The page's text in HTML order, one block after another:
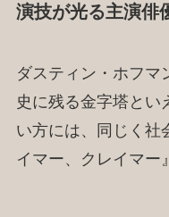
演技が光る主演俳
ダスティン・ホフマ
史に残る金字塔とい
い方には、同じく社
イマー、クレイマー